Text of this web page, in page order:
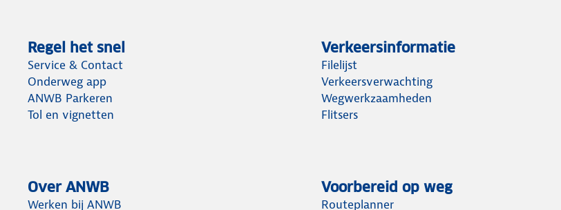
Regel het snel
Service & Contact
Onderweg app
ANWB Parkeren
Tol en vignetten
Verkeersinformatie
Filelijst
Verkeersverwachting
Wegwerkzaamheden
Flitsers
Over ANWB
Werken bij ANWB
Voorbereid op weg
Routeplanner